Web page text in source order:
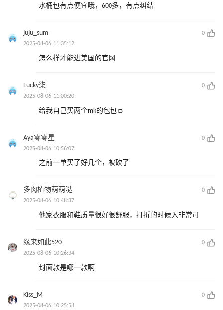
水桶包有点便宜哦，600多，有点纠结
juju_sum
0
2025-08-06 11:35:12
怎么样才能进美国的官网
Lucky柒
0
2025-08-06 11:00:20
给我自己买两个mk的包包👛
Aya零零星
0
2025-08-06 10:56:07
之前一单买了好几个，被砍了
多肉植物萌萌哒
0
2025-08-06 10:48:37
他家衣服和鞋质量很好很舒服，打折的时候入非常可
缘来如此520
0
2025-08-06 10:26:34
封面款是哪一款啊
Kiss_M
0
2025-08-06 10:25:58